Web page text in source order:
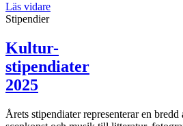
Läs vidare
Stipendier
Kultur-
stipendiater
2025
Årets stipendiater representerar en